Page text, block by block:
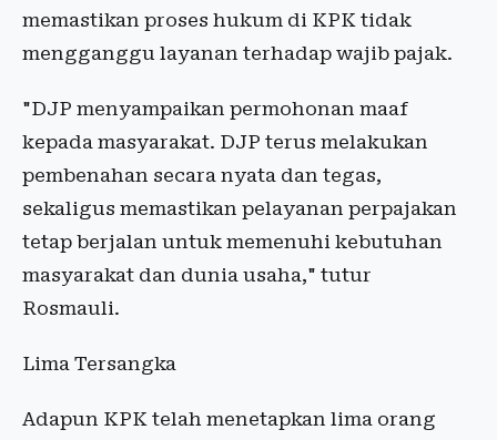
memastikan proses hukum di KPK tidak
mengganggu layanan terhadap wajib pajak.
"DJP menyampaikan permohonan maaf
kepada masyarakat. DJP terus melakukan
pembenahan secara nyata dan tegas,
sekaligus memastikan pelayanan perpajakan
tetap berjalan untuk memenuhi kebutuhan
masyarakat dan dunia usaha," tutur
Rosmauli.
Lima Tersangka
Adapun KPK telah menetapkan lima orang